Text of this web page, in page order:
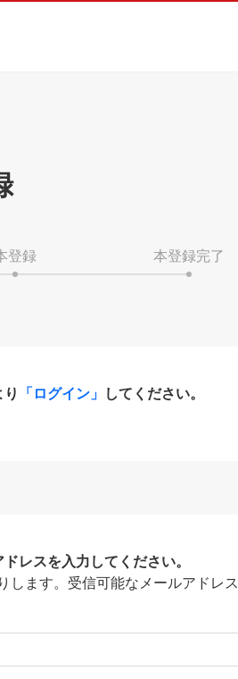
登録 本登録完了
「ログイン」 してください。
レスを入力してください。
します。受信可能なメールアドレス